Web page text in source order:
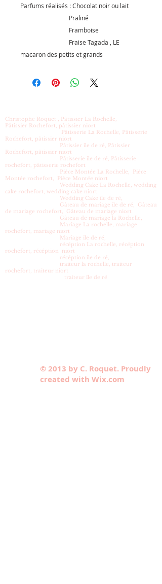
Parfums réalisés : Chocolat noir ou lait
Praliné
Framboise
Fraise Tagada , LE
macaron des petits et grands
Christophe Roquet , Pâtissier La Rochelle,
Pâtissier Rochefort, pâtissier niort
Pâtisserie La Rochelle, Pâtisserie
Rochefort, pâtissier niort
Pâtissier île de ré, Pâtissier
Rochefort, pâtissier niort
Pâtisserie ile de ré, Pâtisserie
rochefort, pâtisserie rochefort
Pièce Montée La Rochelle, Pièce
Montée rochefort, Pièce Montée niort
Wedding Cake La Rochelle, wedding
cake rochefort, wedding cake niort
Wedding Cake île de ré,
Gâteau de mariage île de ré, Gâteau
de mariage rochefort, Gâteau de mariage niort
Gâteau de mariage la Rochelle,
Mariage La rochelle, mariage
rochefort, mariage niort
Mariage île de ré,
récéption La rochelle, récéption
rochefort, récéption niort
récéption île de ré,
traiteur la rochelle, traiteur
rochefort, traiteur niort
traiteur île de ré
© 2013 by C. Roquet. Proudly
created with Wix.com